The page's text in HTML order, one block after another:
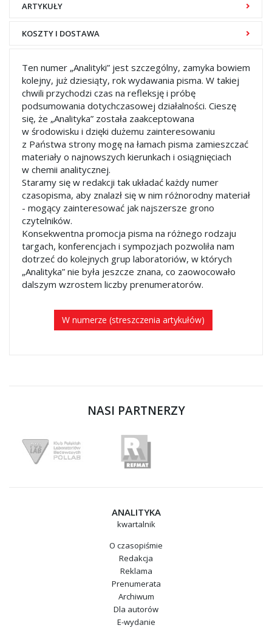
ARTYKUŁY
KOSZTY I DOSTAWA
Ten numer „Analityki” jest szczególny, zamyka bowiem
kolejny, już dziesiąty, rok wydawania pisma. W takiej
chwili przychodzi czas na refleksję i próbę
podsumowania dotychczasowej działalności. Cieszę
się, że „Analityka” została zaakceptowana
w środowisku i dzięki dużemu zainteresowaniu
z Państwa strony mogę na łamach pisma zamieszczać
materiały o najnowszych kierunkach i osiągnięciach
w chemii analitycznej.
Staramy się w redakcji tak układać każdy numer
czasopisma, aby znalazł się w nim różnorodny materiał
- mogący zainteresować jak najszersze grono
czytelników.
Konsekwentna promocja pisma na różnego rodzaju
targach, konferencjach i sympozjach pozwoliła nam
dotrzeć do kolejnych grup laboratoriów, w których
„Analityka” nie była jeszcze znana, co zaowocowało
dalszym wzrostem liczby prenumeratorów.
W numerze (streszczenia artykułów)
NASI PARTNERZY
ANALITYKA
kwartalnik
O czasopiśmie
Redakcja
Reklama
Prenumerata
Archiwum
Dla autorów
E-wydanie